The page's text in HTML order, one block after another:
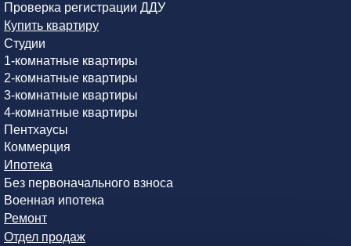
Проверка регистрации ДДУ
Купить квартиру
Студии
1-комнатные квартиры
2-комнатные квартиры
3-комнатные квартиры
4-комнатные квартиры
Пентхаусы
Коммерция
Ипотека
Без первоначального взноса
Военная ипотека
Ремонт
Отдел продаж